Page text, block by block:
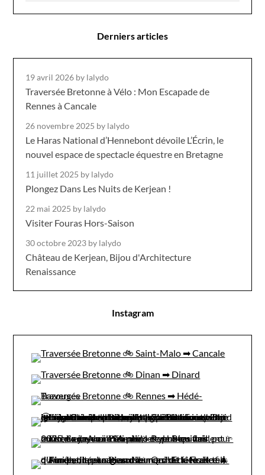
Derniers articles
19 avril 2026 by lalydo
Traversée Bretonne à Vélo : Mon Escapade de
Rennes à Cancale
26 novembre 2025 by lalydo
Le Haras National d’Hennebont dévoile L’Écrin, le
nouvel espace de spectacle équestre en Bretagne
11 juillet 2025 by lalydo
Plongez Dans Les Nuits de Kerjean !
22 mai 2025 by lalydo
Visiter Fouras Hors-Saison
30 octobre 2023 by lalydo
Château de Kerjean, Bijou d'Architecture
Renaissance
Instagram